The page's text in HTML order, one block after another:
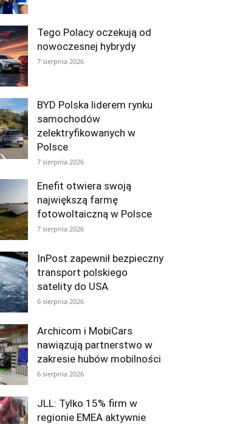
Tego Polacy oczekują od
nowoczesnej hybrydy
7 sierpnia 2026
BYD Polska liderem rynku
samochodów
zelektryfikowanych w
Polsce
7 sierpnia 2026
Enefit otwiera swoją
największą farmę
fotowoltaiczną w Polsce
7 sierpnia 2026
InPost zapewnił bezpieczny
transport polskiego
satelity do USA
6 sierpnia 2026
Archicom i MobiCars
nawiązują partnerstwo w
zakresie hubów mobilności
6 sierpnia 2026
JLL: Tylko 15% firm w
regionie EMEA aktywnie